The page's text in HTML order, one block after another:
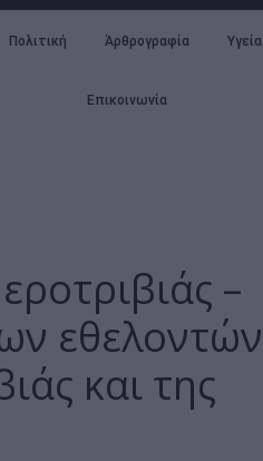
Πολιτική Άρθρογραφία Υγεία
Επικοινωνία
–
εθελοντών
και της